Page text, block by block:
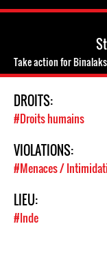
Take action for
DROITS:
#Droits humains
VIOLATIONS:
#Menaces /
LIEU:
#Inde